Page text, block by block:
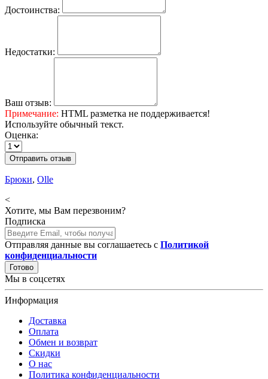
Достоинства:
Недостатки:
Ваш отзыв:
Примечание: HTML разметка не поддерживается!
Используйте обычный текст.
Оценка:
Отправить отзыв
Брюки, Olle
<
Хотите, мы Вам перезвоним?
Подписка
Отправляя данные вы соглашаетесь с Политикой
конфиденциальности
Готово
Мы в соцсетях
Информация
Доставка
Оплата
Обмен и возврат
Скидки
О нас
Политика конфиденциальности